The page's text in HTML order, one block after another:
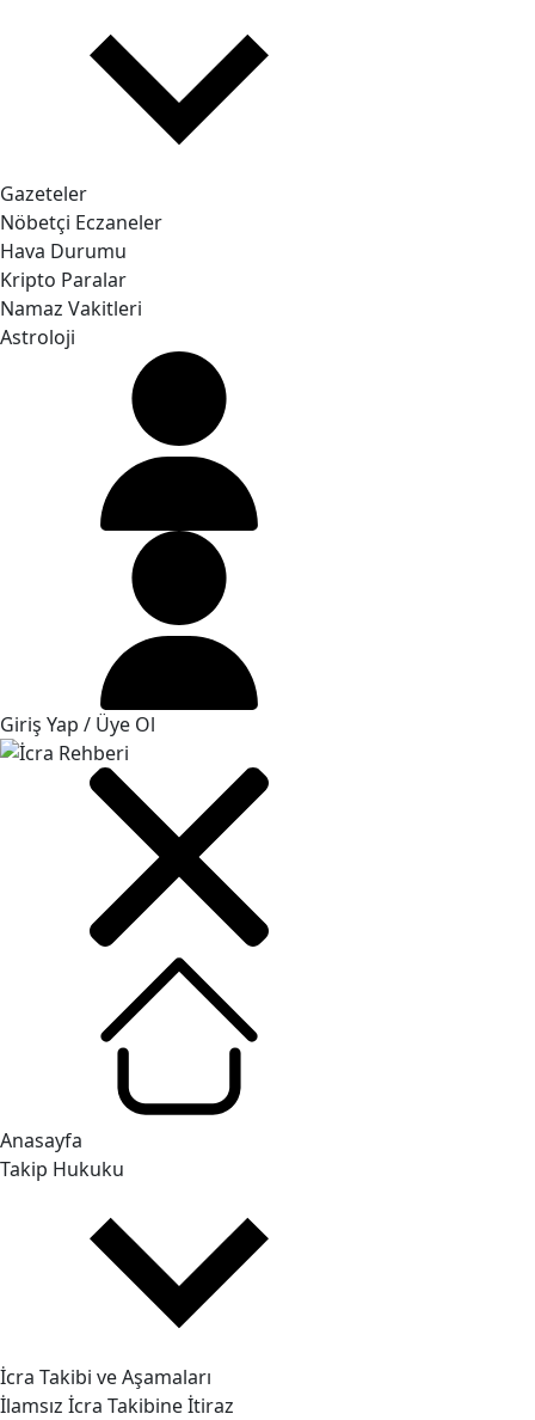
Gazeteler
Nöbetçi Eczaneler
Hava Durumu
Kripto Paralar
Namaz Vakitleri
Astroloji
Giriş Yap / Üye Ol
Anasayfa
Takip Hukuku
İcra Takibi ve Aşamaları
İlamsız İcra Takibine İtiraz